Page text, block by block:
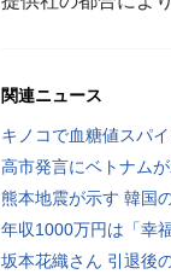
関連ニュース
キノコで血糖値スパ
高市発言にベトナム
熊本地震が示す 韓国
年収1000万円は「幸
坂本花織さん 引退後